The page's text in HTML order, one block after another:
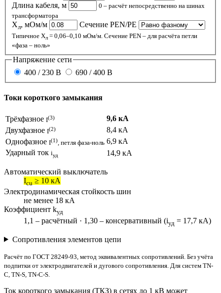
Длина кабеля, м
0 – расчёт непосредственно на шинах
трансформатора
Xл, мОм/м Сечение PEN/PE
Типичное Xл = 0,06–0,10 мОм/м. Сечение PEN – для расчёта петли
«фаза – ноль»
Напряжение сети
400 / 230 В
690 / 400 В
Токи короткого замыкания
Трёхфазное I(3)
9,6 кА
Двухфазное I(2)
8,4 кА
Однофазное I(1) , петля фаза-ноль 6,9 кА
Ударный ток iуд 14,9 кА
Автоматический выключатель
Icu ≥ 10 кА
Электродинамическая стойкость шин
не менее 18 кА
Коэффициент kуд
1,1 – расчётный · 1,30 – консервативный (iуд = 17,7 кА)
Сопротивления элементов цепи
Расчёт по ГОСТ 28249-93, метод эквивалентных сопротивлений. Без учёта
подпитки от электродвигателей и дугового сопротивления. Для систем TN-
C, TN-S, TN-C-S.
Ток короткого замыкания (ТКЗ) в сетях до 1 кВ может